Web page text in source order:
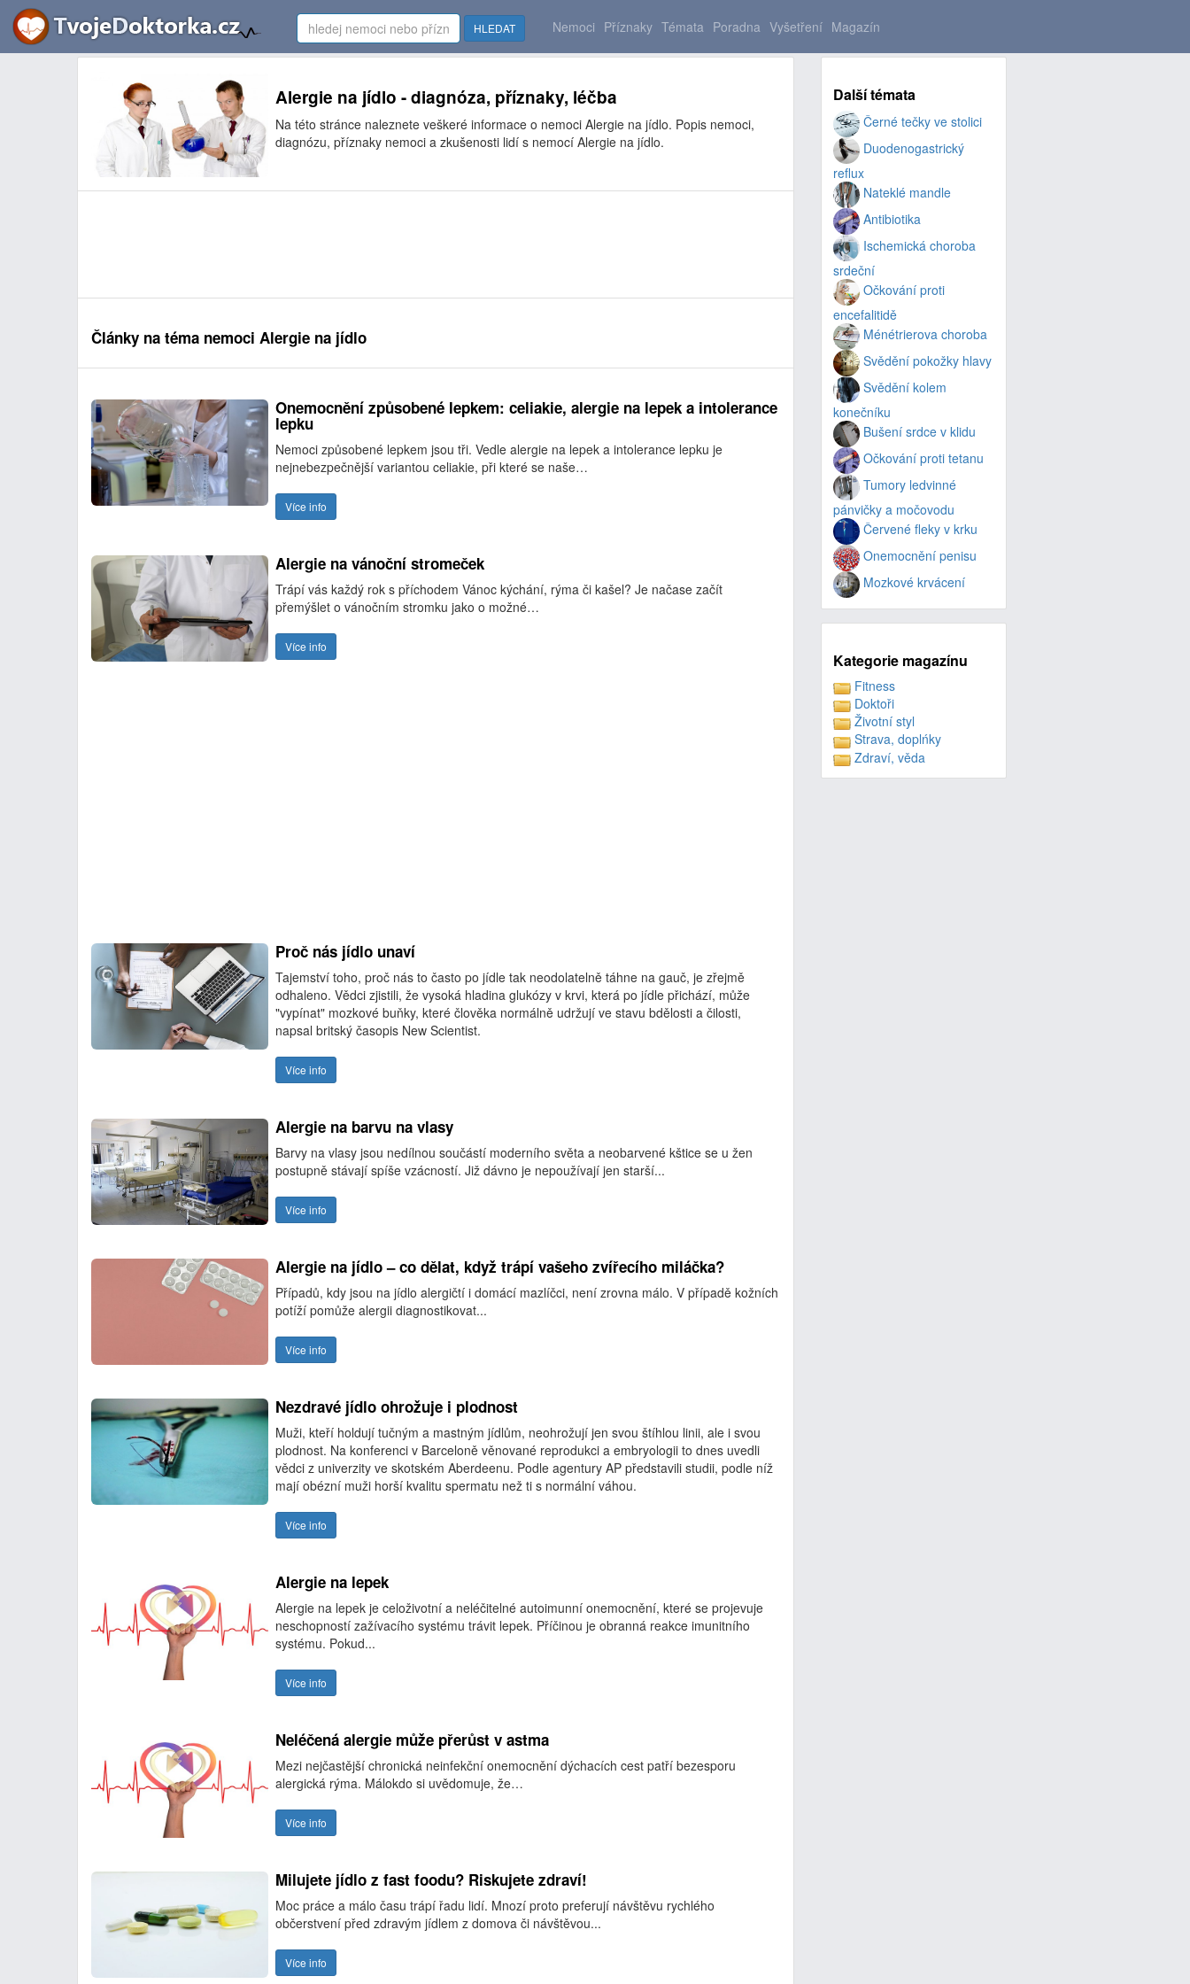
HLEDAT Nemoci Příznaky Témata Poradna Vyšetření Magazín
Alergie na jídlo - diagnóza, příznaky, léčba
Na této stránce naleznete veškeré informace o nemoci Alergie na jídlo. Popis nemoci,
diagnózu, příznaky nemoci a zkušenosti lidí s nemocí Alergie na jídlo.
Články na téma nemoci Alergie na jídlo
Onemocnění způsobené lepkem: celiakie, alergie na lepek a intolerance
lepku
Nemoci způsobené lepkem jsou tři. Vedle alergie na lepek a intolerance lepku je
nejnebezpečnější variantou celiakie, při které se naše…
Více info
Alergie na vánoční stromeček
Trápí vás každý rok s příchodem Vánoc kýchání, rýma či kašel? Je načase začít
přemýšlet o vánočním stromku jako o možné…
Více info
Proč nás jídlo unaví
Tajemství toho, proč nás to často po jídle tak neodolatelně táhne na gauč, je zřejmě
odhaleno. Vědci zjistili, že vysoká hladina glukózy v krvi, která po jídle přichází, může
"vypínat" mozkové buňky, které člověka normálně udržují ve stavu bdělosti a čilosti,
napsal britský časopis New Scientist.
Více info
Alergie na barvu na vlasy
Barvy na vlasy jsou nedílnou součástí moderního světa a neobarvené kštice se u žen
postupně stávají spíše vzácností. Již dávno je nepoužívají jen starší...
Více info
Alergie na jídlo – co dělat, když trápí vašeho zvířecího miláčka?
Případů, kdy jsou na jídlo alergičtí i domácí mazlíčci, není zrovna málo. V případě kožních
potíží pomůže alergii diagnostikovat...
Více info
Nezdravé jídlo ohrožuje i plodnost
Muži, kteří holdují tučným a mastným jídlům, neohrožují jen svou štíhlou linii, ale i svou
plodnost. Na konferenci v Barceloně věnované reprodukci a embryologii to dnes uvedli
vědci z univerzity ve skotském Aberdeenu. Podle agentury AP představili studii, podle níž
mají obézní muži horší kvalitu spermatu než ti s normální váhou.
Více info
Alergie na lepek
Alergie na lepek je celoživotní a neléčitelné autoimunní onemocnění, které se projevuje
neschopností zažívacího systému trávit lepek. Příčinou je obranná reakce imunitního
systému. Pokud...
Více info
Neléčená alergie může přerůst v astma
Mezi nejčastější chronická neinfekční onemocnění dýchacích cest patří bezesporu
alergická rýma. Málokdo si uvědomuje, že…
Více info
Milujete jídlo z fast foodu? Riskujete zdraví!
Moc práce a málo času trápí řadu lidí. Mnozí proto preferují návštěvu rychlého
občerstvení před zdravým jídlem z domova či návštěvou...
Více info
Další témata
Černé tečky ve stolici
Duodenogastrický
reflux
Nateklé mandle
Antibiotika
Ischemická choroba
srdeční
Očkování proti
encefalitidě
Ménétrierova choroba
Svědění pokožky hlavy
Svědění kolem
konečníku
Bušení srdce v klidu
Očkování proti tetanu
Tumory ledvinné
pánvičky a močovodu
Červené fleky v krku
Onemocnění penisu
Mozkové krvácení
Kategorie magazínu
Fitness
Doktoři
Životní styl
Strava, doplńky
Zdraví, věda